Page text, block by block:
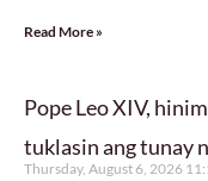
Read More »
Pope Leo XIV,
tuklasin ang tunay
Thursday, August 6, 2026